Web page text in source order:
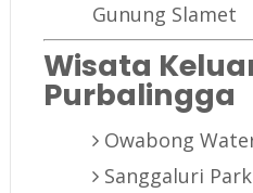
Gunung Slamet
Wisata
Purbalingga
Owabong
Sanggaluri Park